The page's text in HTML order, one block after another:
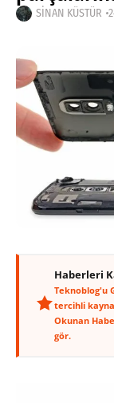
SINAN KÜSTÜR
Haberleri
Teknoblog'u
tercihli
Okunan
gör.